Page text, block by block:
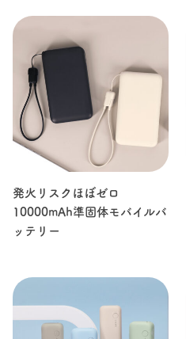
発火リスクほぼゼロ
10000mAh準固体モバイルバ
ッテリー